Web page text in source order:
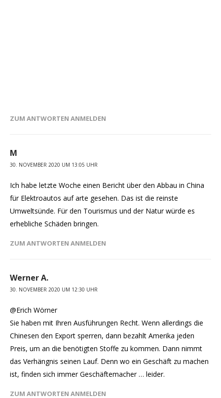
ZUM ANTWORTEN ANMELDEN
M
30. NOVEMBER 2020 UM 13:05 UHR
Ich habe letzte Woche einen Bericht über den Abbau in China
für Elektroautos auf arte gesehen. Das ist die reinste
Umweltsünde. Für den Tourismus und der Natur würde es
erhebliche Schäden bringen.
ZUM ANTWORTEN ANMELDEN
Werner A.
30. NOVEMBER 2020 UM 12:30 UHR
@Erich Wörner
Sie haben mit Ihren Ausführungen Recht. Wenn allerdings die
Chinesen den Export sperren, dann bezahlt Amerika jeden
Preis, um an die benötigten Stoffe zu kommen. Dann nimmt
das Verhängnis seinen Lauf. Denn wo ein Geschäft zu machen
ist, finden sich immer Geschäftemacher … leider.
ZUM ANTWORTEN ANMELDEN